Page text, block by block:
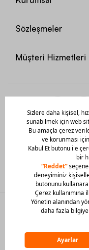
Sözleşmeler
Müşteri Hizmetleri
Mobil
© 2026